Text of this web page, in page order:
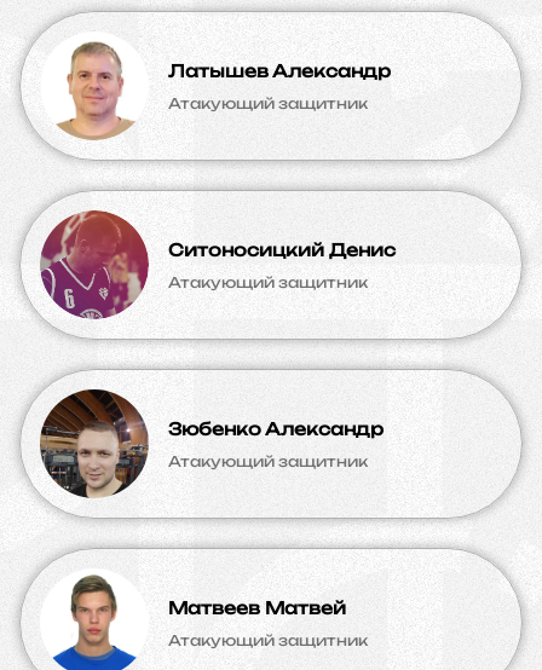
Латышев Александр
Атакующий защитник
Ситоносицкий Денис
Атакующий защитник
Зюбенко Александр
Атакующий защитник
Матвеев Матвей
Атакующий защитник